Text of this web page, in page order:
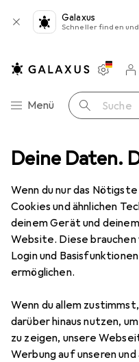
Deine Daten.
Wenn du nur das
Cookies und ähnlichen
deinem Gerät und
Website. Diese brauchen
Login und
ermöglichen.
Wenn du allem
darüber hinaus nutzen,
zu zeigen, unsere
Werbung auf unseren
Galaxus
Schneller finden
Navigation nach Kategorien
Menü Suche
Merklisten
Warenkorb
Kochgeschirr
StaubSchöpfer/
EUR
19,95
16
Bewertungen